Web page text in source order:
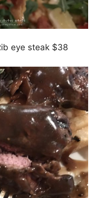
eye steak $38